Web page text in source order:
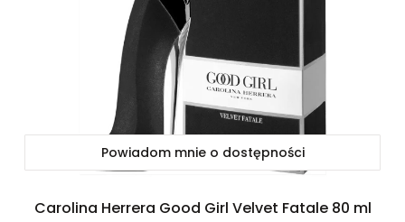
Powiadom mnie o dostępności
Carolina Herrera Good Girl Velvet Fatale 80 ml